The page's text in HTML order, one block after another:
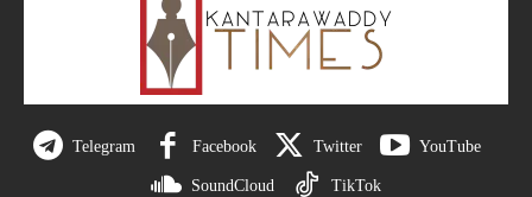
Telegram Facebook Twitter YouTube
SoundCloud TikTok